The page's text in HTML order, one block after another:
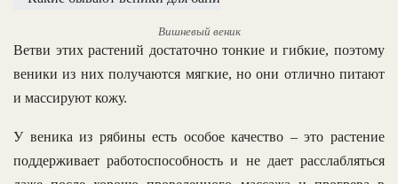
Вишневый веник
Ветви этих растений достаточно тонкие и гибкие, поэтому
веники из них получаются мягкие, но они отлично питают
и массируют кожу.
У веника из рябины есть особое качество – это растение
поддерживает работоспособность и не дает расслабляться